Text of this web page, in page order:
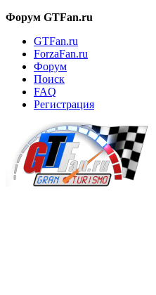
Форум GTFan.ru
GTFan.ru
ForzaFan.ru
Форум
Поиск
FAQ
Регистрация